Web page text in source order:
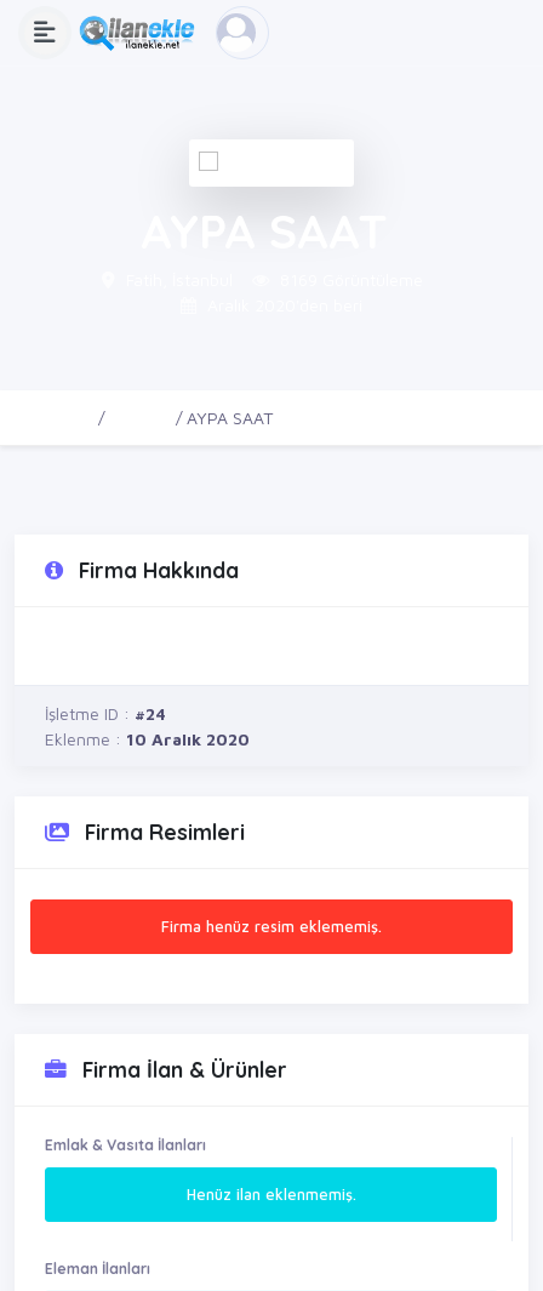
AYPA SAAT
AYPA SAAT
Firma Hakkında
İşletme ID : #24
Eklenme : 10 Aralık 2020
Firma Resimleri
Firma henüz resim eklememiş.
Firma İlan & Ürünler
Emlak & Vasıta İlanları
Henüz ilan eklenmemiş.
Eleman İlanları